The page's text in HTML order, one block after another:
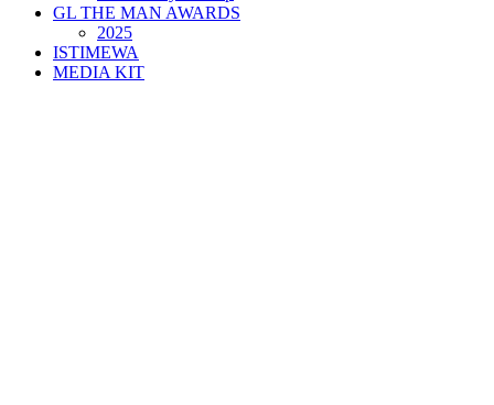
GL THE MAN AWARDS
2025
ISTIMEWA
MEDIA KIT